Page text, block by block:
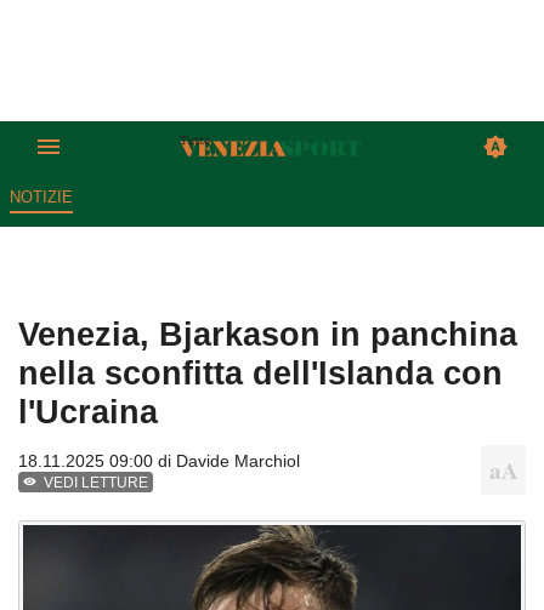
NOTIZIE
Venezia, Bjarkason in panchina
nella sconfitta dell'Islanda con
l'Ucraina
18.11.2025 09:00 di Davide Marchiol
VEDI LETTURE